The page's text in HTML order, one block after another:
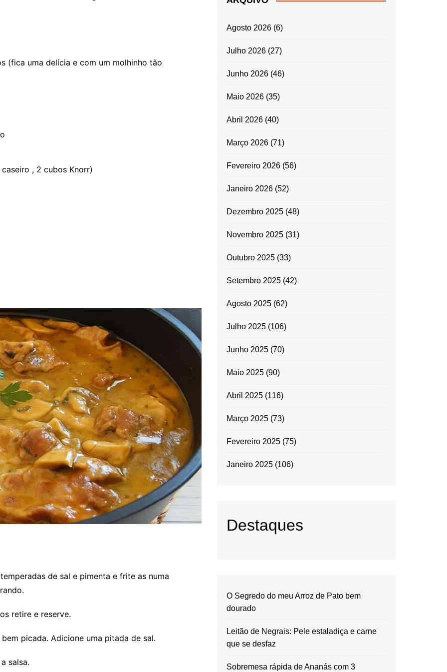
ENTRADAS E
GRATINADOS
MASSAS
TEMPEROS
MICRO-ONDAS
PORTUGUESA
(fica uma delícia e com um molhinho tão
, 2 cubos Knorr)
de sal e pimenta e frite as numa
retire e reserve.
picada. Adicione uma pitada de sal.
salsa.
Agosto 2026 (6)
Julho 2026 (27)
Junho 2026 (46)
Maio 2026 (35)
Abril 2026 (40)
Março 2026 (71)
Fevereiro 2026 (56)
Janeiro 2026 (52)
Dezembro 2025 (48)
Novembro 2025 (31)
Outubro 2025 (33)
Setembro 2025 (42)
Agosto 2025 (62)
Julho 2025 (106)
Junho 2025 (70)
Maio 2025 (90)
Abril 2025 (116)
Março 2025 (73)
Fevereiro 2025 (75)
Janeiro 2025 (106)
Destaques
O Segredo do meu Arroz de Pato bem
dourado
Leitão de Negrais: Pele estaladiça e carne
que se desfaz
Sobremesa rápida de Ananás com 3